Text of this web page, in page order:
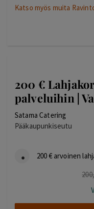
Katso myös muita
200 €
palveluihin |
Satama Catering
Pääkaupunkiseutu
200 € arvoinen
200